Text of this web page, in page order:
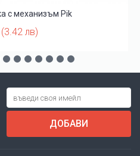
с механизъм Pik
лв)
ДОБАВИ